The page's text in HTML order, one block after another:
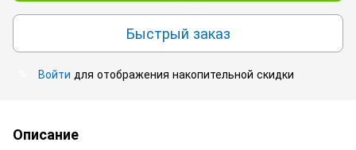
Быстрый заказ
Войти для отображения накопительной скидки
Описание